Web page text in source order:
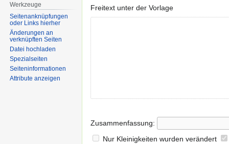
Freitext unter der Vorlage
Zusammenfassung:
Nur Kleinigkeiten wurden verändert
Werkzeuge
Seitenanknüpfungen
oder Links hierher
Änderungen an
verknüpften Seiten
Datei hochladen
Spezialseiten
Seiten­informationen
Attribute anzeigen